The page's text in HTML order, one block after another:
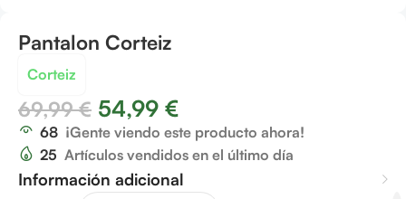
Pantalon Corteiz
Corteiz
69,99€ 54,99 €
68 ¡Gente viendo este producto ahora!
25 Artículos vendidos en el último día
Información adicional